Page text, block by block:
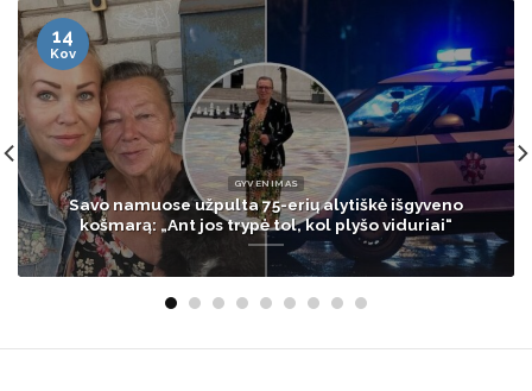
LIETUVA
Sinoptikai įspėja – į Lietuvą atslenka karščio
štai, kada ji bus
13